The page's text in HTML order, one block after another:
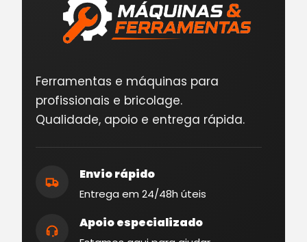
Ferramentas e máquinas para
profissionais e bricolage.
Qualidade, apoio e entrega rápida.
Envio rápido
Entrega em 24/48h úteis
Apoio especializado